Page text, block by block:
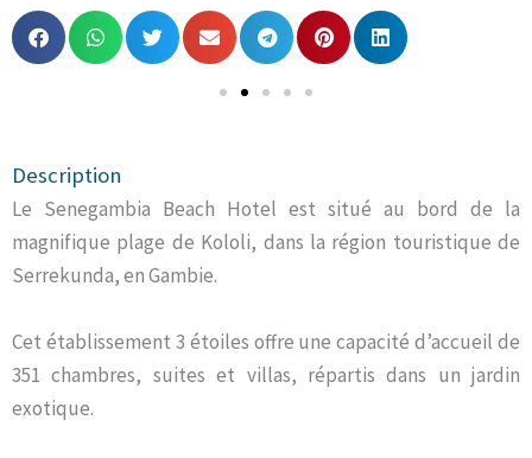
Description
Le Senegambia Beach Hotel est situé au bord de la
magnifique plage de Kololi, dans la région touristique de
Serrekunda, en Gambie.
Cet établissement 3 étoiles offre une capacité d’accueil de
351 chambres, suites et villas, répartis dans un jardin
exotique.